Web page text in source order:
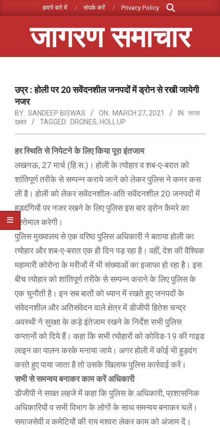
to
हमारे बारे में संपर्क करें Privacy Policy
Search
जागरण समाचार
Menuउप्र : होली पर 20 सवेंदनशील जनपदों में ड्रोन से रखी जायेगी
नजर
BY: SANDEEP BISWAS ON: MARCH 27, 2021 IN: ताजा
खबर
TAGGED: DRONES, HOLI , UP
हर स्थिति से निपेटने के लिए किया पूरा इंतजाम
लखनऊ, 27 मार्च (हि.स.)। होली के त्योहार व शब-ए-बरात को
शांतिपूर्ण तरीके से सम्पन्न कराये जाने को लेकर पुलिस ने कमर कस
ली है। होली को लेकर सवेंदनशील-अति सवेंदनशील 20 जनपदों में
हुडदंगियों पर नजर रखने के लिए पुलिस इस बार ड्रोन कैमरे का
इस्तेमाल करेगी।
पुलिस मुख्यालय से एक वरिष्ठ पुलिस अधिकारी ने बताया होली का
त्योहार और शब-ए-बरात एक ही दिन पड़ रहा है। वहीं, देश की वैश्विक
महामारी कोरोना के मरीजों में भी संख्याओं का इजाफा हो रहा है। इस
बीच त्योहार को शांतिपूर्ण तरीके से सम्पन्न कराने के लिए पुलिस के
एक चुनौती है। इन सब बातों को ध्यान में रखते हुए जनपदों के
संवेदनशील और अति​संवेदन वाले क्षेत्र में डीजीपी हितेश चन्द्र
अवस्थी ने सुरक्षा के कड़े इंतेजाम रखने के निर्देश सभी पुलिस
कप्तानों को दिये हैं। कहा कि सभी त्योहारों को कोविड-19 की गाइड
लाइन का पालन करके मनाया जाये। अगर होली में कोई भी हुड़दंग
करते हुए पाया जाता है तो उसके खिलाफ पुलिस कार्रवाई करें।
सभी से समन्वय बनाकर काम करें अधिकारी
डीजीपी ने सख्त लहजे में कहा कि पुलिस के अधिकारी, प्रशास​निक
अधिकारियों व सभी विभाग के लोगों के साथ समन्वय बनाकर चलें।
समाजसेवी व कमेटियों की राय मश्वरा लेकर काम को अंजाम दें।